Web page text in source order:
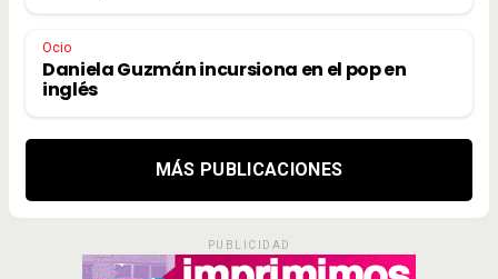
Ocio
Daniela Guzmán incursiona en el pop en
inglés
MÁS PUBLICACIONES
PUBLICIDAD